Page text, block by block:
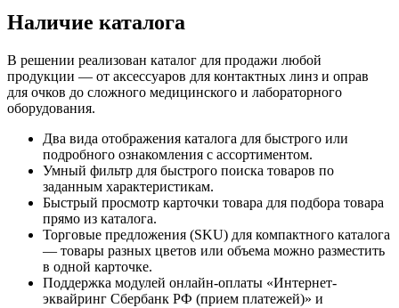
Наличие каталога
В решении реализован каталог для продажи любой
продукции — от аксессуаров для контактных линз и оправ
для очков до сложного медицинского и лабораторного
оборудования.
Два вида отображения каталога для быстрого или
подробного ознакомления с ассортиментом.
Умный фильтр для быстрого поиска товаров по
заданным характеристикам.
Быстрый просмотр карточки товара для подбора товара
прямо из каталога.
Торговые предложения (SKU) для компактного каталога
— товары разных цветов или объема можно разместить
в одной карточке.
Поддержка модулей онлайн-оплаты «Интернет-
эквайринг Сбербанк РФ (прием платежей)» и